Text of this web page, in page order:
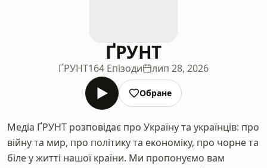
ҐРУНТ
ҐРУНТ164 Епізоди лип 28, 2026
Обране
Медіа ҐРУНТ розповідає про Україну та українців: про
війну та мир, про політику та економіку, про чорне та
біле у житті нашої країни. Ми пропонуємо вам